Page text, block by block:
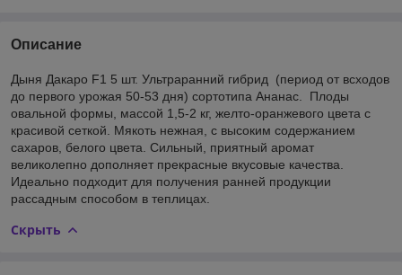
Описание
Дыня Дакаро F1 5 шт. Ультраранний гибрид (период от всходов
до первого урожая 50-53 дня) сортотипа Ананас. Плоды
овальной формы, массой 1,5-2 кг, желто-оранжевого цвета с
красивой сеткой. Мякоть нежная, с высоким содержанием
сахаров, белого цвета. Сильный, приятный аромат
великолепно дополняет прекрасные вкусовые качества.
Идеально подходит для получения ранней продукции
рассадным способом в теплицах.
Скрыть